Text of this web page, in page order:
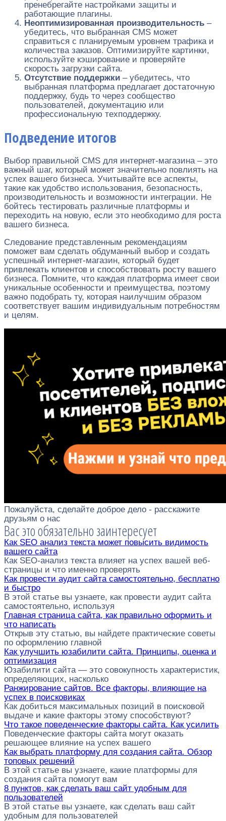
пренебрегайте настройками защиты и
работающие плагины.
Неоптимизированная производительность –
убедитесь, что выбранная CMS может
справиться с планируемым уровнем трафика и
количества заказов. Оптимизируйте картинки,
используйте кэширование и проверяйте
скорость загрузки сайта.
Отсутствие поддержки – убедитесь, что
выбранная платформа предлагает достаточную
поддержку, будь то через сообщество
пользователей, документацию или
профессиональную техподдержку.
Подведение итогов
Выбор правильной CMS для интернет-магазина – это
важный шаг, который может значительно повлиять на
успех вашего бизнеса. Учитывайте все аспекты,
такие как удобство использования, безопасность,
производительность и возможности интеграции. Не
бойтесь тестировать различные платформы и
переходить на новую, если это необходимо для роста
вашего бизнеса.
Следование представленным рекомендациям
поможет вам сделать обдуманный выбор и создать
успешный интернет-магазин, который будет
привлекать клиентов и способствовать росту вашего
бизнеса. Помните, что каждая платформа имеет свои
уникальные особенности и преимущества, поэтому
важно подобрать ту, которая наилучшим образом
соответствует вашим индивидуальным потребностям
и целям.
Пожалуйста, сделайте доброе дело - расскажите
друзьям о нас
Вас это обязательно заинтересует
Как SEO анализ текста может повысить видимость
вашего сайта
Как SEO-анализ текста влияет на успех вашей веб-
страницы и что именно проверять
Как провести аудит сайта самостоятельно, бесплатно
и быстро
В этой статье вы узнаете, как провести аудит сайта
самостоятельно, используя
Главная страница сайта, как правильно оформить и
что написать
Открыв эту статью, вы найдете практические советы
по оформлению главной
Как улучшить юзабилити сайта. Принципы, оценка и
оптимизация
Юзабилити сайта — это совокупность характеристик,
определяющих, насколько
Ранжирование сайтов. Все факторы, влияющие на
успех в поисковиках
Как добиться максимальных позиций в поисковой
выдаче и какие факторы этому способствуют?
Что такое поведенческие факторы сайта. Как усилить
Поведенческие факторы сайта могут оказать
решающее влияние на успех вашего
Как выбрать платформу для создания сайта. Обзор
топовых решений
В этой статье вы узнаете, какие платформы для
создания сайта помогут вам
8 пунктов, как сделать ваш сайт удобным для
пользователей
В этой статье вы узнаете, как сделать ваш сайт
удобным для пользователей